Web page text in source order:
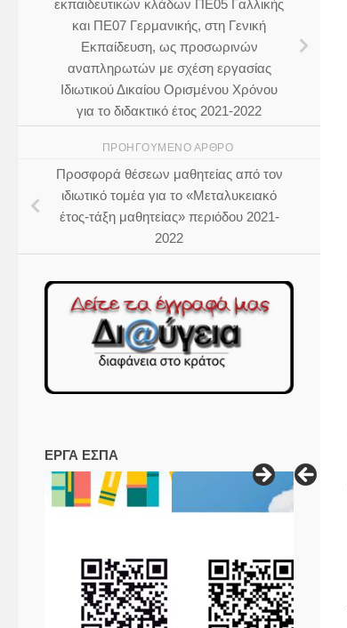
εκπαιδευτικών κλάδων ΠΕ05 Γαλλικής
και ΠΕ07 Γερμανικής, στη Γενική
Εκπαίδευση, ως προσωρινών
αναπληρωτών με σχέση εργασίας
Ιδιωτικού Δικαίου Ορισμένου Χρόνου
για το διδακτικό έτος 2021-2022
ΠΡΟΗΓΟΎΜΕΝΟ ΆΡΘΡΟ
Προσφορά θέσεων μαθητείας από τον
ιδιωτικό τομέα για το «Μεταλυκειακό
έτος-τάξη μαθητείας» περιόδου 2021-
2022
ΕΡΓΑ ΕΣΠΑ